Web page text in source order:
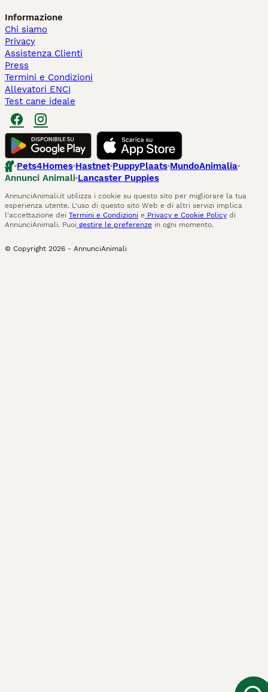
Informazione
Chi siamo
Privacy
Assistenza Clienti
Press
Termini e Condizioni
Allevatori ENCI
Test cane ideale
Pets4Homes Hastnet PuppyPlaats MundoAnimalia
Annunci Animali Lancaster Puppies
AnnunciAnimali.it utilizza i cookie su questo sito per migliorare la tua
esperienza utente. L'uso di questo sito Web e di altri servizi implica
l'accettazione dei Termini e Condizioni e Privacy e Cookie Policy di
AnnunciAnimali. Puoi gestire le preferenze in ogni momento.
© Copyright 2026 - AnnunciAnimali